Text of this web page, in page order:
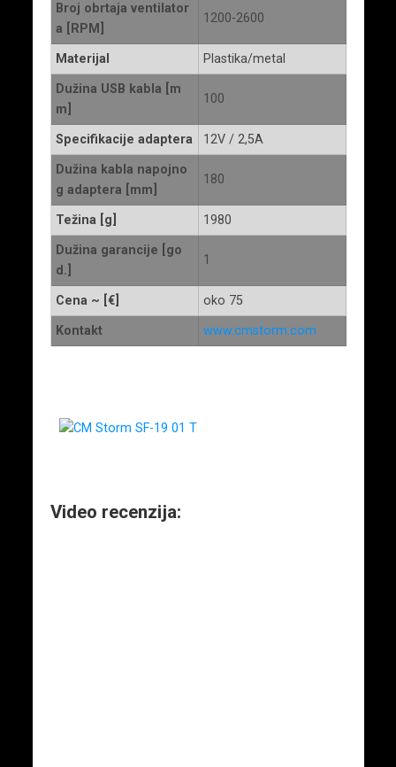
Broj obrtaja ventilator
a [RPM]
1200-2600
Materijal Plastika/metal
Dužina USB kabla [m
m]
100
Specifikacije adaptera 12V / 2,5A
Dužina kabla napojno
g adaptera [mm]
180
Težina [g] 1980
Dužina garancije [go
d.]
1
Cena ~ [€] oko 75
Kontakt www.cmstorm.com
Video recenzija: